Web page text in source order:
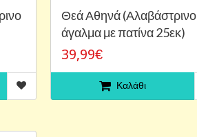
Θεά Αθηνά (Αλαβάστρινο
άγαλμα με πατίνα 25εκ)
39,99€
Καλάθι